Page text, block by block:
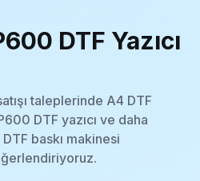
DTF Yazıcı
taleplerinde A4 DTF
DTF yazıcı ve daha
baskı makinesi